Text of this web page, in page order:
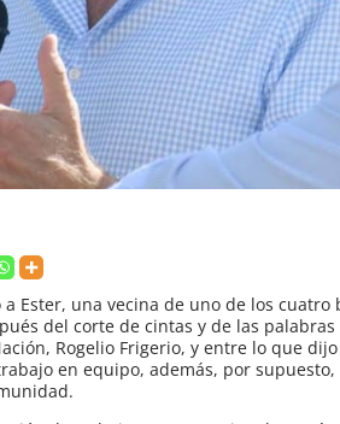
Ester, una vecina de uno de los
del corte de cintas y de las
Rogelio Frigerio, y entre lo que
en equipo, además, por